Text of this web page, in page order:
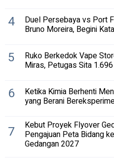
4 Duel Persebaya vs Port
Bruno Moreira, Begini
5 Ruko Berkedok Vape
Miras, Petugas Sita
6 Ketika Kimia Berhenti
yang Berani
7 Kebut Proyek Flyover
Pengajuan Peta Bidang
Gedangan 2027